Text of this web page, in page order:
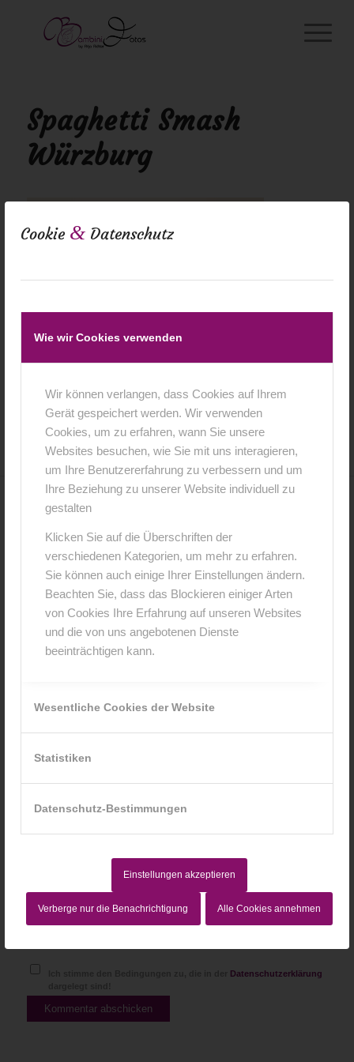
Cookie & Datenschutz
Wie wir Cookies verwenden
Wir können verlangen, dass Cookies auf Ihrem
Gerät gespeichert werden. Wir verwenden
Cookies, um zu erfahren, wann Sie unsere
Websites besuchen, wie Sie mit uns interagieren,
um Ihre Benutzererfahrung zu verbessern und um
Ihre Beziehung zu unserer Website individuell zu
gestalten
Klicken Sie auf die Überschriften der
verschiedenen Kategorien, um mehr zu erfahren.
Sie können auch einige Ihrer Einstellungen ändern.
Beachten Sie, dass das Blockieren einiger Arten
von Cookies Ihre Erfahrung auf unseren Websites
und die von uns angebotenen Dienste
beeinträchtigen kann.
Wesentliche Cookies der Website
Statistiken
Datenschutz-Bestimmungen
Einstellungen akzeptieren
Verberge nur die Benachrichtigung Alle Cookies annehmen
Spaghetti Smash
Würzburg
4. April 2018 / 0 Kommentare / vonanja
KOMMENTARE
Hinterlasse einen Kommentar
An der Diskussion beteiligen?
Datenschutzerklärung